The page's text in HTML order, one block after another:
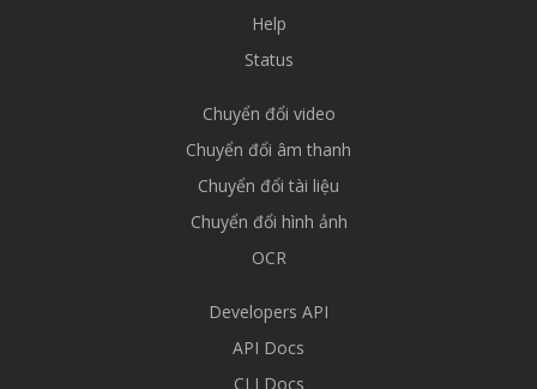
Help
Status
Chuyển đổi video
Chuyển đổi âm thanh
Chuyển đổi tài liệu
Chuyển đổi hình ảnh
OCR
Developers API
API Docs
CLI Docs